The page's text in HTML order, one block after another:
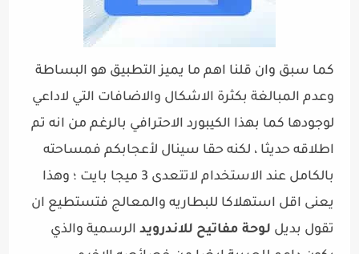
كما سبق وان قلنا اهم ما يميز التطبيق هو البساطة
وعدم المبالغة بكثرة الاشكال والاضافات التي لاداعي
لوجودها كما بهذا الكيبورد الاحترافي بالرغم من انه تم
اطلاقه حديثا ، لكنه حقا سينال لأعجابكم فمساحته
بالكامل عند الاستخدام لاتتعدى 3 ميجا بايت ؛ وهذا
يعنى اقل استهلاكا للبطاريه والمعالج فتستطيع ان
تقول بديل لوحة مفاتيح للاندرويد الرسمية والذي